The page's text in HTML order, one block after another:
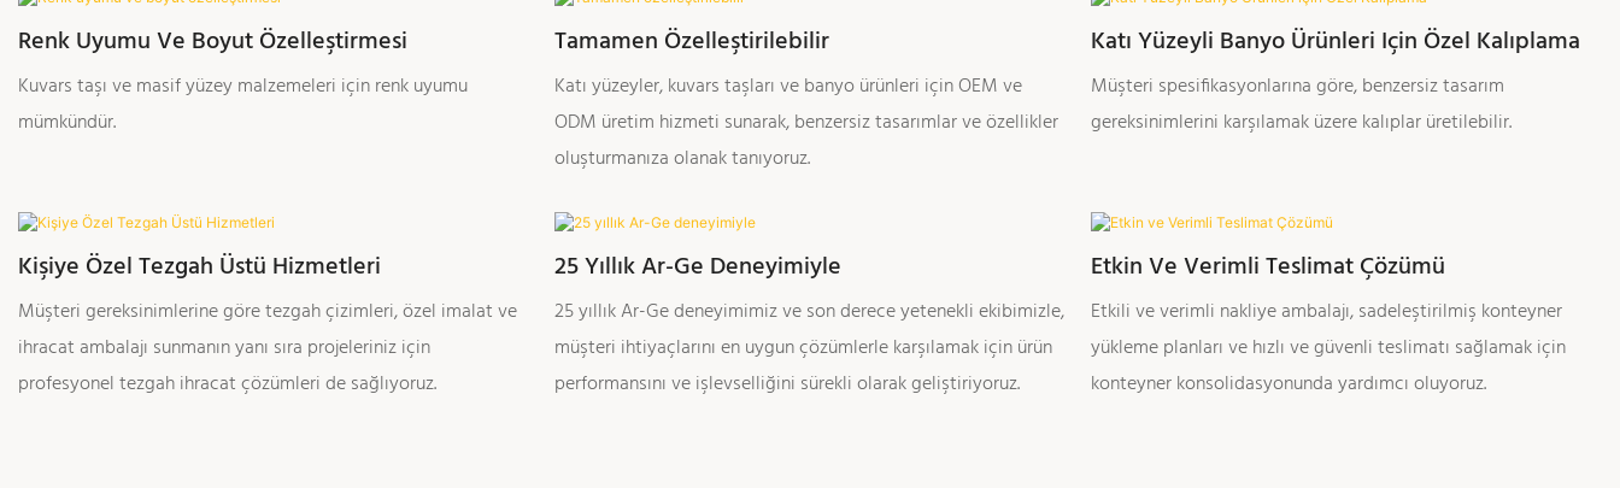
Renk Uyumu Ve Boyut Özelleştirmesi
Kuvars taşı ve masif yüzey malzemeleri için renk uyumu
mümkündür.
Tamamen Özelleştirilebilir
Katı yüzeyler, kuvars taşları ve banyo ürünleri için OEM ve
ODM üretim hizmeti sunarak, benzersiz tasarımlar ve özellikler
oluşturmanıza olanak tanıyoruz.
Katı Yüzeyli Banyo Ürünleri Için Özel Kalıplama
Müşteri spesifikasyonlarına göre, benzersiz tasarım
gereksinimlerini karşılamak üzere kalıplar üretilebilir.
Kişiye Özel Tezgah Üstü Hizmetleri
Müşteri gereksinimlerine göre tezgah çizimleri, özel imalat ve
ihracat ambalajı sunmanın yanı sıra projeleriniz için
profesyonel tezgah ihracat çözümleri de sağlıyoruz.
25 Yıllık Ar-Ge Deneyimiyle
25 yıllık Ar-Ge deneyimimiz ve son derece yetenekli ekibimizle,
müşteri ihtiyaçlarını en uygun çözümlerle karşılamak için ürün
performansını ve işlevselliğini sürekli olarak geliştiriyoruz.
Etkin Ve Verimli Teslimat Çözümü
Etkili ve verimli nakliye ambalajı, sadeleştirilmiş konteyner
yükleme planları ve hızlı ve güvenli teslimatı sağlamak için
konteyner konsolidasyonunda yardımcı oluyoruz.